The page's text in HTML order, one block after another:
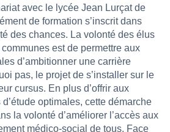
avec le lycée Jean Lurçat de
de formation s’inscrit dans
des chances. La volonté des élus
est de permettre aux
d’ambitionner une carrière
pas, le projet de s’installer sur le
cursus. En plus d’offrir aux
optimales, cette démarche
la volonté d’améliorer l’accès aux
médico-social de tous. Face